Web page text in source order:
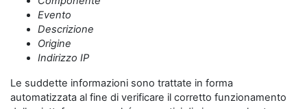
Evento
Descrizione
Origine
Indirizzo IP
Le suddette informazioni sono trattate in forma
automatizzata al fine di verificare il corretto funzionamento